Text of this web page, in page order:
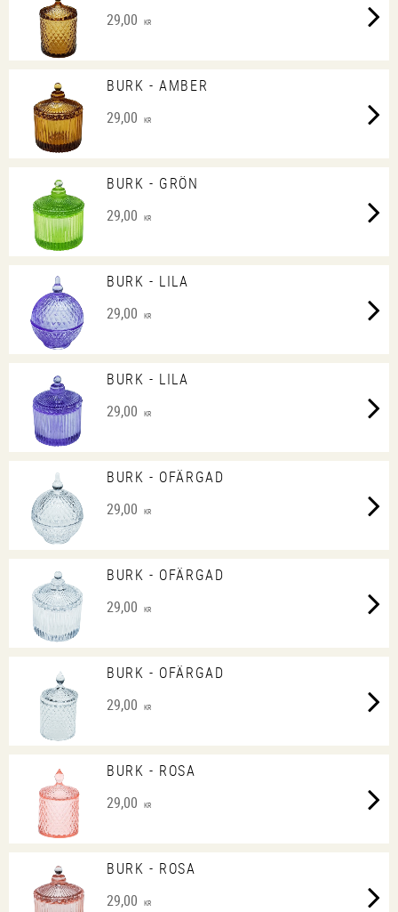
29,00
KR
BURK - AMBER
29,00
KR
BURK - GRÖN
29,00
KR
BURK - LILA
29,00
KR
BURK - LILA
29,00
KR
BURK - OFÄRGAD
29,00
KR
BURK - OFÄRGAD
29,00
KR
BURK - OFÄRGAD
29,00
KR
BURK - ROSA
29,00
KR
BURK - ROSA
29,00
KR